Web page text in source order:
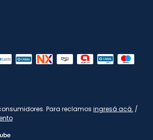
Para reclamos ingresá acá. /